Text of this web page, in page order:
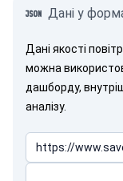
Дані у
Дані якості
можна
дашборду,
аналізу.